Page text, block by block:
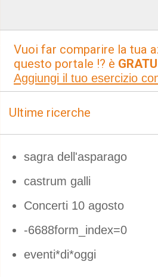
Vuoi far comparire la tua
questo portale !? è
Aggiungi il tuo esercizio
Ultime ricerche
sagra dell'asparago
castrum galli
Concerti 10 agosto
-6688form_index=0
eventi*di*oggi